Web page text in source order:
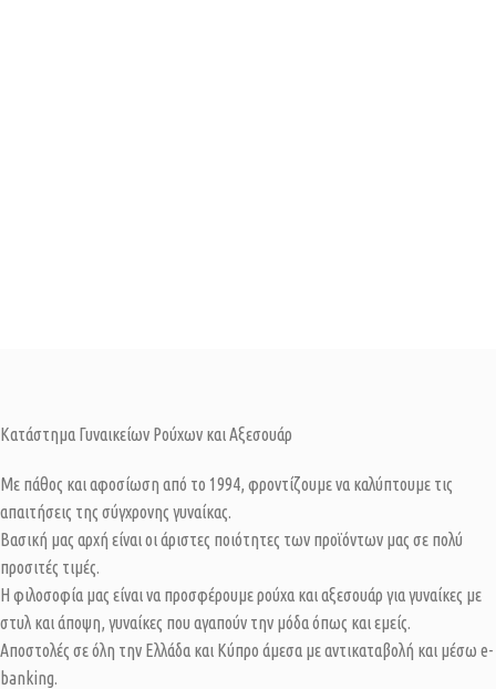
Κατάστημα Γυναικείων Ρούχων και Αξεσουάρ
Με πάθος και αφοσίωση από το 1994, φροντίζουμε να καλύπτουμε τις
απαιτήσεις της σύγχρονης γυναίκας.
Βασική μας αρχή είναι οι άριστες ποιότητες των προϊόντων μας σε πολύ
προσιτές τιμές.
Η φιλοσοφία μας είναι να προσφέρουμε ρούχα και αξεσουάρ για γυναίκες με
στυλ και άποψη, γυναίκες που αγαπούν την μόδα όπως και εμείς.
Αποστολές σε όλη την Ελλάδα και Κύπρο άμεσα με αντικαταβολή και μέσω e-
banking.